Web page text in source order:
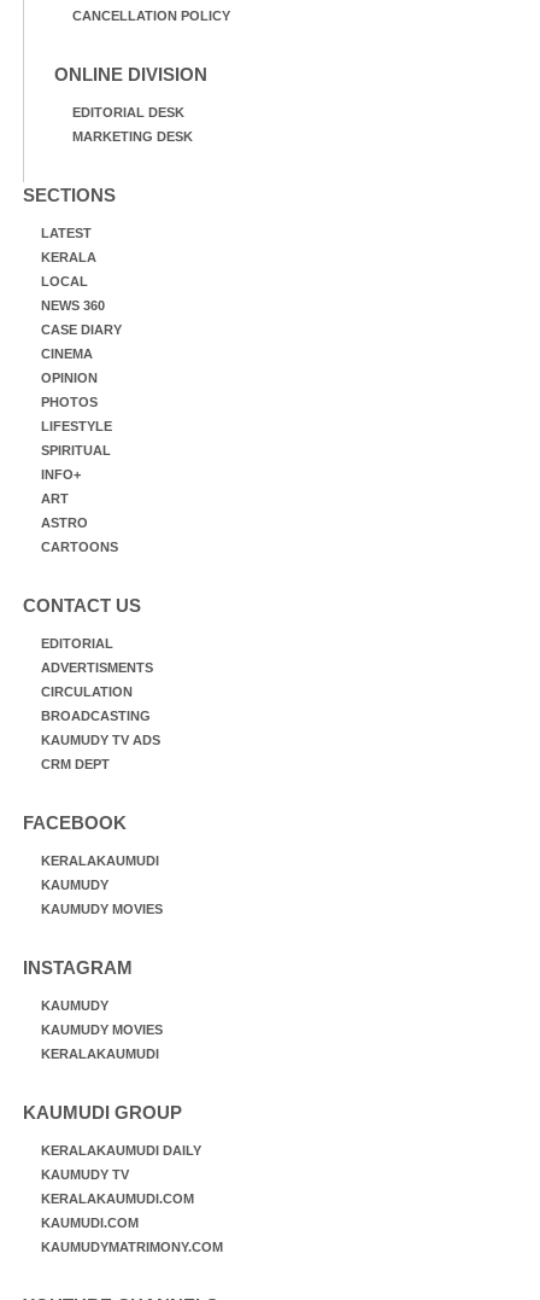
CANCELLATION POLICY
ONLINE DIVISION
EDITORIAL DESK
MARKETING DESK
SECTIONS
LATEST
KERALA
LOCAL
NEWS 360
CASE DIARY
CINEMA
OPINION
PHOTOS
LIFESTYLE
SPIRITUAL
INFO+
ART
ASTRO
CARTOONS
CONTACT US
EDITORIAL
ADVERTISMENTS
CIRCULATION
BROADCASTING
KAUMUDY TV ADS
CRM DEPT
FACEBOOK
KERALAKAUMUDI
KAUMUDY
KAUMUDY MOVIES
INSTAGRAM
KAUMUDY
KAUMUDY MOVIES
KERALAKAUMUDI
KAUMUDI GROUP
KERALAKAUMUDI DAILY
KAUMUDY TV
KERALAKAUMUDI.COM
KAUMUDI.COM
KAUMUDYMATRIMONY.COM